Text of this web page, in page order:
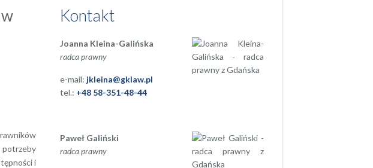
potrzeby
i
Kontakt
Joanna Kleina-Galińska
radca prawny
e-mail: jkleina@gklaw.pl
tel.: +48 58-351-48-44
Paweł Galiński
radca prawny